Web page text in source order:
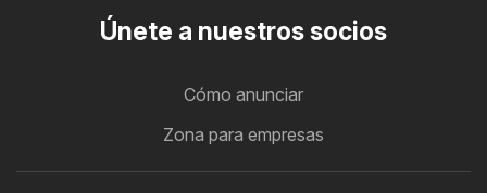
Únete a nuestros socios
Cómo anunciar
Zona para empresas